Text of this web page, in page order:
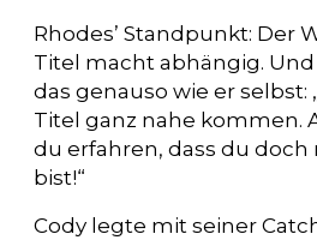
Rhodes’ Standpunkt: Der
Titel macht abhängig.
das genauso wie er selbst:
Titel ganz nahe kommen.
du erfahren, dass du
bist!“
Cody legte mit seiner